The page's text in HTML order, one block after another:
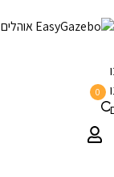
0